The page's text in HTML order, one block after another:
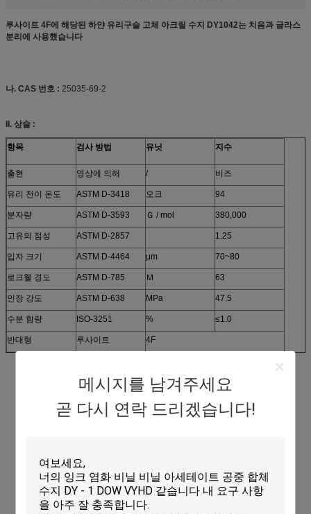
메시지를 남겨주세요
곧 다시 연락 드리겠습니다!
루사이트 4F에 해당된 하얀 유리구슬 고체 아크릴 수지 DY1042는 치음과 글라스
분리에 사용했습니다
나. CAS 번호 : 25035-69-2
II. 상술 :
항목 검사 방법 유닛 지수
출현 영상에 의해 / 비즈
유리 전이 온도 ASTM D-3418 오크 94
분자량 ASTM D-3593 Ｇ / mol 380,000
고유의 점성 ASTM D-2857 1.25
입자 크기 ASTM D-4464 μm 70~80
로크웰 경도 ASTM D-785 Ｍ 63
인장 강도 ASTM D-638 MPa 47.5
수분 함량 ISO-3251 % ≤1.0
반대형 루사이트 4F